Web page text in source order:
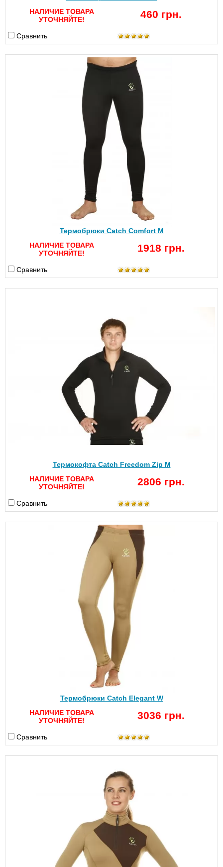
НАЛИЧИЕ ТОВАРА
УТОЧНЯЙТЕ!
460 грн.
Сравнить
Термобрюки Catch Comfort M
НАЛИЧИЕ ТОВАРА
УТОЧНЯЙТЕ!
1918 грн.
Сравнить
Термокофта Catch Freedom Zip M
НАЛИЧИЕ ТОВАРА
УТОЧНЯЙТЕ!
2806 грн.
Сравнить
Термобрюки Catch Elegant W
НАЛИЧИЕ ТОВАРА
УТОЧНЯЙТЕ!
3036 грн.
Сравнить